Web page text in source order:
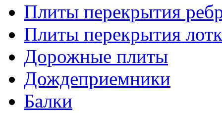
Плиты перекрытия
Плиты перекрытия
Дорожные плиты
Дождеприемники
Балки